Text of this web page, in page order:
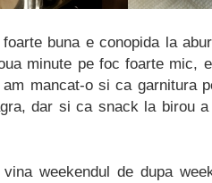
buna e conopida la
minute pe foc foarte mic,
mancat-o si ca garnitura
dar si ca snack la birou
weekendul de dupa